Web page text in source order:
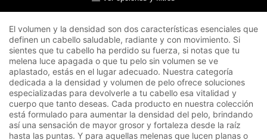
El volumen y la densidad son dos características esenciales que
definen un cabello saludable, radiante y con movimiento. Si
sientes que tu cabello ha perdido su fuerza, si notas que tu
melena luce apagada o que tu pelo sin volumen se ve
aplastado, estás en el lugar adecuado. Nuestra categoría
dedicada a la densidad y volumen de pelo ofrece soluciones
especializadas para devolverle a tu cabello esa vitalidad y
cuerpo que tanto deseas. Cada producto en nuestra colección
está formulado para aumentar la densidad del pelo, brindando
así una sensación de mayor grosor y fortaleza desde la raíz
hasta las puntas. Y para aquellas melenas que lucen planas o